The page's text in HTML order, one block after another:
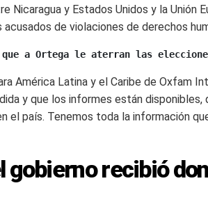
Nicaragua y Estados Unidos y la Unión
​​de violaciones de derechos
que a Ortega le aterran las
América Latina y el Caribe de Oxfam
y que los informes están disponibles,
el país. Tenemos toda la información
gobierno recibió